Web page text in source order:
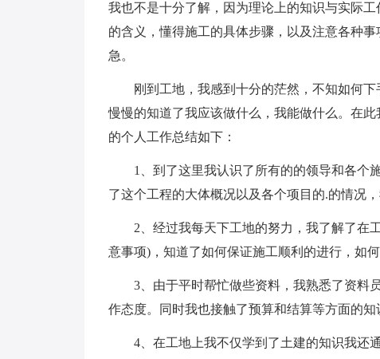
我也不是十分了解，因为理论上的知识与实际
的含义，懂得施工的具体步骤，以及注意各种
急。
刚到工地，我感到十分的茫然，不知如何
慢慢的知道了我应该做什么，我能做什么。在
的个人工作总结如下：
1、到了这里我认识了所有的的领导和各个
了这个工程的大体概况以及各个项目的.的情况
2、经过我每天下工地的努力，我了解了在
意事项)，知道了如何保证施工顺利的进行，如
3、由于平时帮忙做些资料，我熟悉了资料
作态度。同时我也接触了预算和结算等方面的
4、在工地上我不仅学到了土建的知识我还